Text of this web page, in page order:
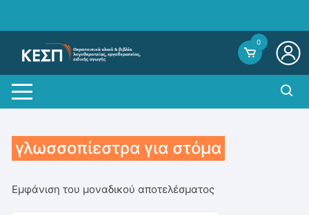
0
γλωσσοπίεστρα για στόμα
Εμφάνιση του μοναδικού αποτελέσματος